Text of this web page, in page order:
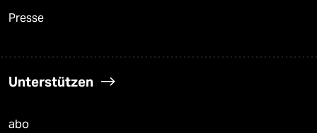
Presse
Unterstützen
abo